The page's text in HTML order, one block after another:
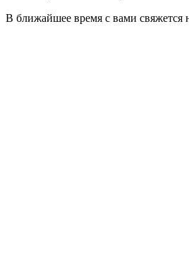
В ближайшее время с вами свяжется